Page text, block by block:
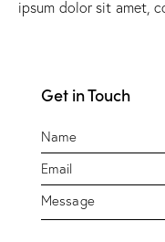
ipsum dolor sit amet,
Get in Touch